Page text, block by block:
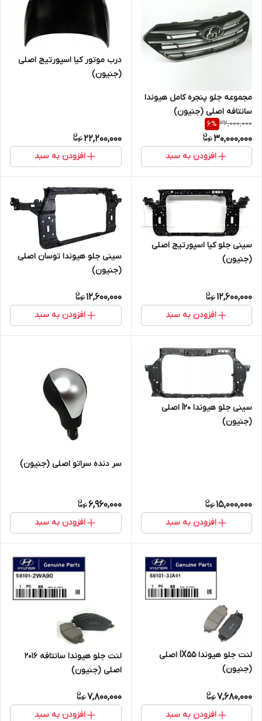
مجموعه جلو پنجره کامل هیوندا
سانتافه اصلی (جنیون)
32,000,000
6%
30,000,000
افزودن به سبد
درب موتور کیا اسپورتیج اصلی
(جنیون)
22,200,000
افزودن به سبد
سینی جلو کیا اسپورتیج اصلی
(جنیون)
12,600,000
افزودن به سبد
سینی جلو هیوندا توسان اصلی
(جنیون)
12,600,000
افزودن به سبد
سینی جلو هیوندا I20 اصلی
(جنیون)
15,000,000
افزودن به سبد
سر دنده سراتو اصلی (جنیون)
6,960,000
افزودن به سبد
لنت جلو هیوندا IX55 اصلی
(جنیون)
7,680,000
افزودن به سبد
لنت جلو هیوندا سانتافه 2016
اصلی (جنیون)
7,800,000
افزودن به سبد